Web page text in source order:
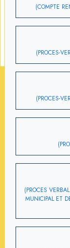
(COMPTE
(PROCES-
(PROCES-
(PROCES
MUNICIPAL ET